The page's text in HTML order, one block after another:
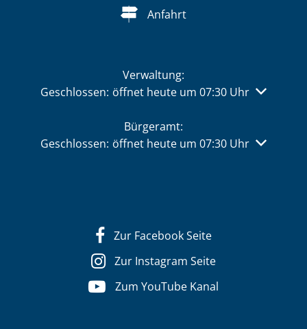
Anfahrt
Verwaltung:
Klicken, um weitere Öffnungs- oder Schließzeiten
Geschlossen: öffnet heute um 07:30 Uhr
Bürgeramt:
Klicken, um weitere Öffnungs- oder Schließzeiten
Geschlossen: öffnet heute um 07:30 Uhr
Zur Facebook Seite
Zur Instagram Seite
Zum YouTube Kanal